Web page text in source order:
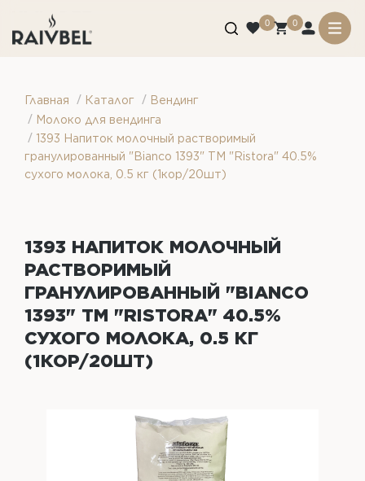
0 0
Главная / Каталог / Вендинг
/ Молоко для вендинга
/ 1393 Напиток молочный растворимый
гранулированный "Bianco 1393" ТМ "Ristora" 40.5%
сухого молока, 0.5 кг (1кор/20шт)
1393 НАПИТОК МОЛОЧНЫЙ
РАСТВОРИМЫЙ
ГРАНУЛИРОВАННЫЙ "BIANCO
1393" ТМ "RISTORA" 40.5%
СУХОГО МОЛОКА, 0.5 КГ
(1КОР/20ШТ)